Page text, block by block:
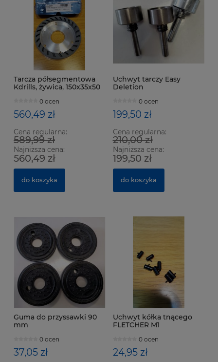
Tarcza półsegmentowa
Kdrills, żywica, 150x35x50
0 ocen
560,49 zł
Cena regularna:
589,99 zł
Najniższa cena:
560,49 zł
do koszyka
Uchwyt tarczy Easy
Deletion
0 ocen
199,50 zł
Cena regularna:
210,00 zł
Najniższa cena:
199,50 zł
do koszyka
Guma do przyssawki 90
mm
0 ocen
37,05 zł
Uchwyt kółka tnącego
FLETCHER M1
0 ocen
24,95 zł